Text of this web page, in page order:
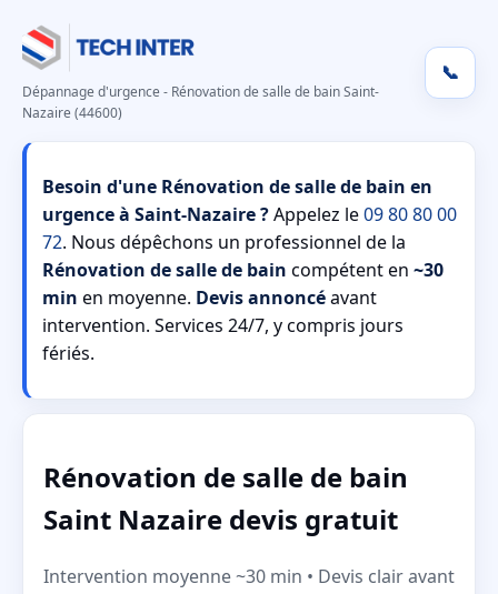
Dépannage d'urgence - Rénovation de salle de bain Saint-
Nazaire (44600)
📞
Besoin d'une Rénovation de salle de bain en
urgence à Saint-Nazaire ?Appelez le09 80 80 00
72. Nous dépêchons un professionnel de la
Rénovation de salle de bain compétent en ~30
min en moyenne. Devis annoncéavant
intervention. Services 24/7, y compris jours
fériés.
Rénovation de salle de bain
Saint Nazaire devis gratuit
Intervention moyenne ~30 min • Devis clair avant